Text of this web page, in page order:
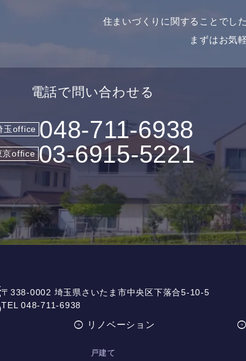
住まいづくりに関することでし
まずはお気
電話で問い合わせる
玉office 048-711-6938
京office 03-6915-5221
〒338-0002 埼玉県さいたま市中央区下落合5-10-5
TEL 048-711-6938
リノベーション
戸建て